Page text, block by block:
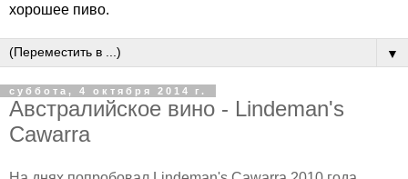
хорошее пиво.
▼
суббота, 4 октября 2014 г.
Австралийское вино - Lindeman's
Cawarra